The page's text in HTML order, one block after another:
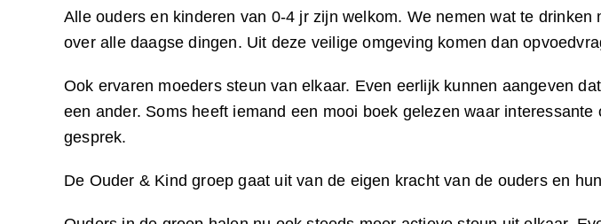
Alle ouders en kinderen van 0-4 jr zijn welkom. We nemen wat te
over alle daagse dingen. Uit deze veilige omgeving komen dan
Ook ervaren moeders steun van elkaar. Even eerlijk kunnen aangeven
een ander. Soms heeft iemand een mooi boek gelezen waar
gesprek.
De Ouder & Kind groep gaat uit van de eigen kracht van de ouders en